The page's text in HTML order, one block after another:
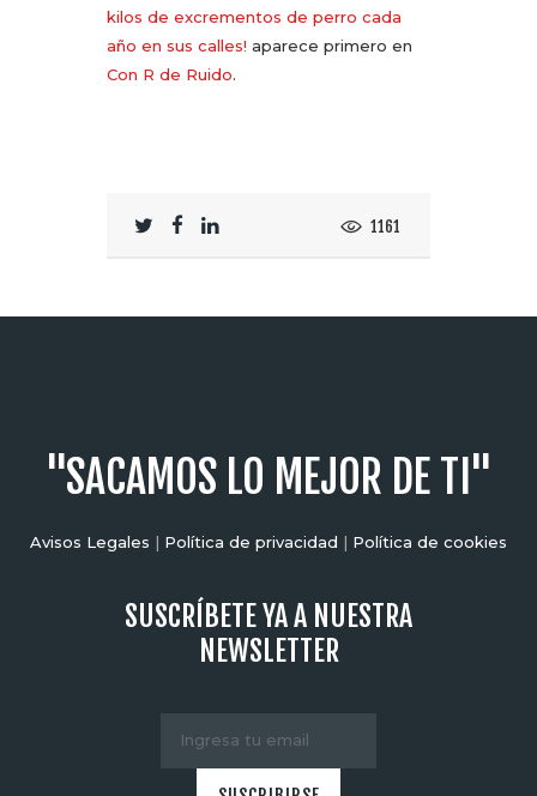
kilos de excrementos de perro cada
año en sus calles! aparece primero en
Con R de Ruido.
1161
"SACAMOS LO MEJOR DE TI"
Avisos Legales | Política de privacidad | Política de cookies
SUSCRÍBETE YA A NUESTRA
NEWSLETTER